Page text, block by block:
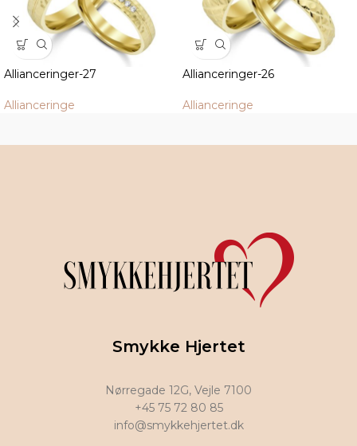
Allianceringer-27
Allianceringe
Allianceringer-26
Allianceringe
Smykke Hjertet
Nørregade 12G, Vejle 7100
+45 75 72 80 85
info@smykkehjertet.dk